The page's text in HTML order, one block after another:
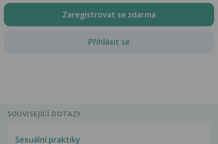
Zaregistrovat se zdarma
Přihlásit se
SOUVISEJÍCÍ DOTAZY
Sexuální praktiky